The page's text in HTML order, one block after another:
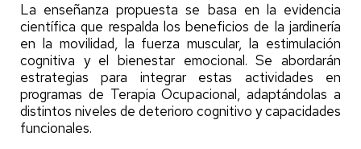
La enseñanza propuesta se basa en la evidencia
científica que respalda los beneficios de la jardinería
en la movilidad, la fuerza muscular, la estimulación
cognitiva y el bienestar emocional. Se abordarán
estrategias para integrar estas actividades en
programas de Terapia Ocupacional, adaptándolas a
distintos niveles de deterioro cognitivo y capacidades
funcionales.